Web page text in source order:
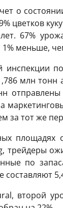
о
цветков
лет. 67%
1% меньше,
инспекции
млн тонн
за тот же
площадях
трейдеры
по
составляют
второй